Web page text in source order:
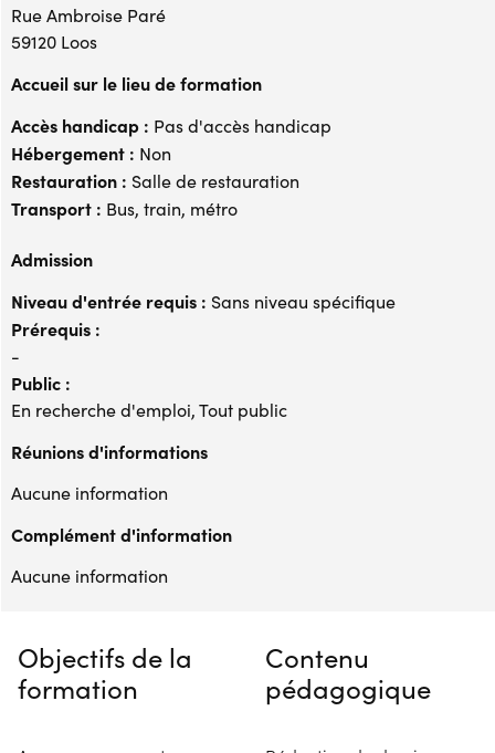
Rue Ambroise Paré
59120 Loos
Accueil sur le lieu de formation
Accès handicap : Pas d'accès handicap
Hébergement : Non
Restauration : Salle de restauration
Transport : Bus, train, métro
Admission
Niveau d'entrée requis : Sans niveau spécifique
Prérequis :
-
Public :
En recherche d'emploi, Tout public
Réunions d'informations
Aucune information
Complément d'information
Aucune information
Objectifs de la
formation
Contenu
pédagogique